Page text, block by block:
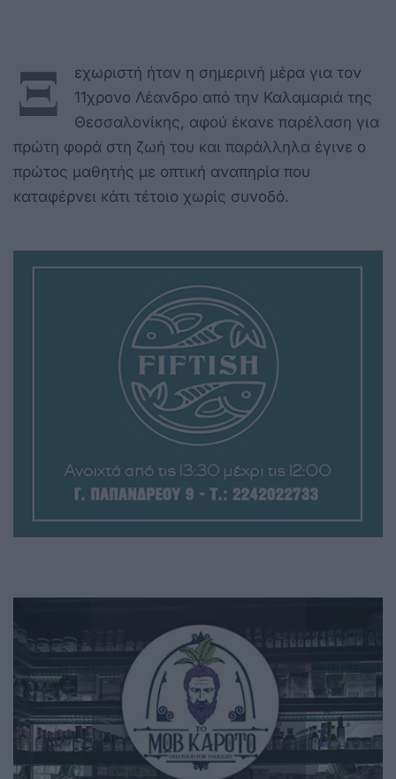
Ξ
εχωριστή ήταν η σημερινή μέρα για τον
11χρονο Λέανδρο από την Καλαμαριά της
Θεσσαλονίκης, αφού έκανε παρέλαση για
πρώτη φορά στη ζωή του και παράλληλα έγινε ο
πρώτος μαθητής με οπτική αναπηρία που
καταφέρνει κάτι τέτοιο χωρίς συνοδό.